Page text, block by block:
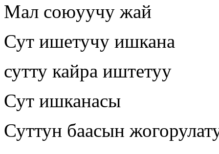
Мал союуучу жай
Сут ишетучу ишкана
сутту кайра иштетуу
Сут ишканасы
Суттун баасын